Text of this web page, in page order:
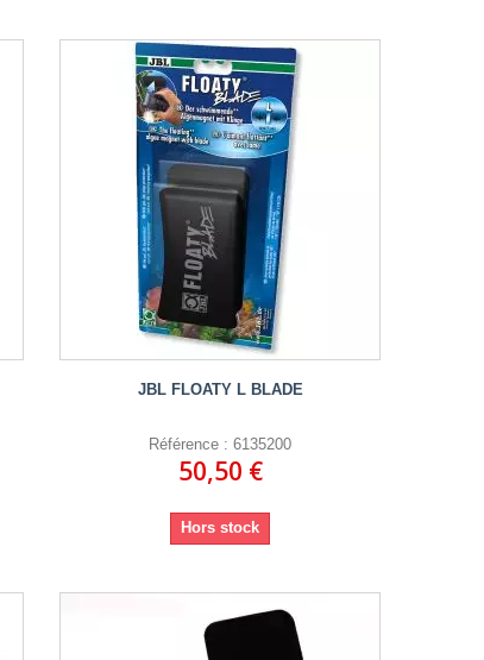
JBL FLOATY L BLADE
Référence : 6135200
50,50 €
Hors stock